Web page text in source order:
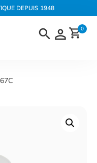
DEPUIS 1948
0